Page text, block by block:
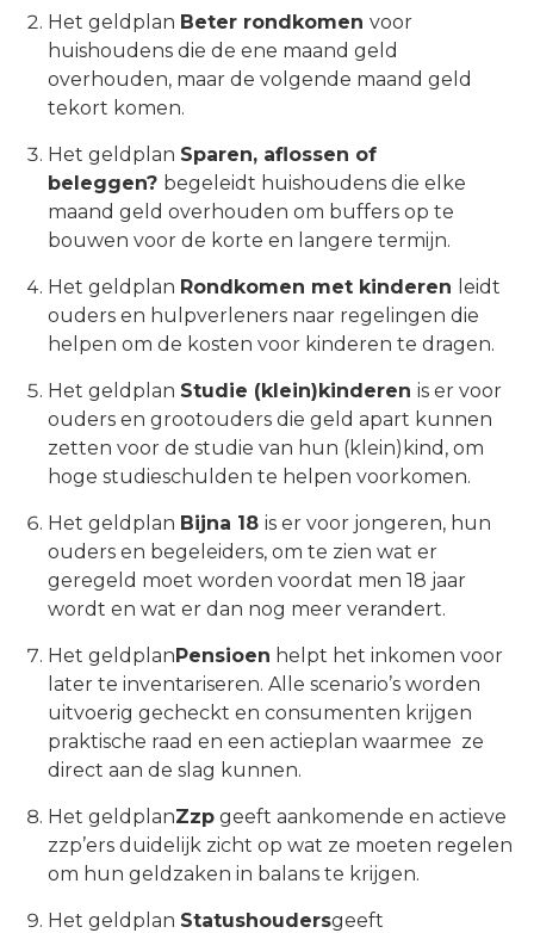
Het geldplan Beter rondkomen voor
huishoudens die de ene maand geld
overhouden, maar de volgende maand geld
tekort komen.
Het geldplan Sparen, aflossen of
beleggen? begeleidt huishoudens die elke
maand geld overhouden om buffers op te
bouwen voor de korte en langere termijn.
Het geldplan Rondkomen met kinderen leidt
ouders en hulpverleners naar regelingen die
helpen om de kosten voor kinderen te dragen.
Het geldplan Studie (klein)kinderen is er voor
ouders en grootouders die geld apart kunnen
zetten voor de studie van hun (klein)kind, om
hoge studieschulden te helpen voorkomen.
Het geldplan Bijna 18 is er voor jongeren, hun
ouders en begeleiders, om te zien wat er
geregeld moet worden voordat men 18 jaar
wordt en wat er dan nog meer verandert.
Het geldplanPensioen helpt het inkomen voor
later te inventariseren. Alle scenario’s worden
uitvoerig gecheckt en consumenten krijgen
praktische raad en een actieplan waarmee ze
direct aan de slag kunnen.
Het geldplanZzp geeft aankomende en actieve
zzp’ers duidelijk zicht op wat ze moeten regelen
om hun geldzaken in balans te krijgen.
Het geldplan Statushoudersgeeft